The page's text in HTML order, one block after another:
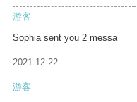
游客
Sophia sent you 2 messa
2021-12-22
游客